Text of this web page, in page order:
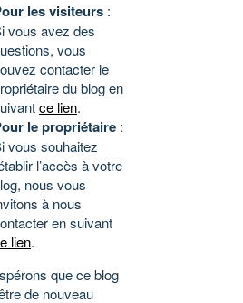
les visiteurs :
vous avez des
vous
contacter le
du blog en
ce lien.
le propriétaire :
vous souhaitez
l’accès à votre
nous vous
à nous
en suivant
lien.
que ce blog
de nouveau